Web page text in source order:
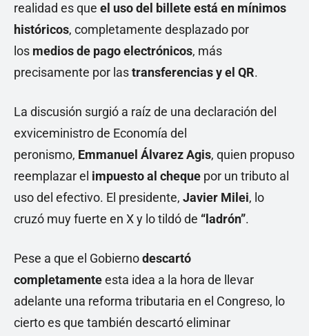
realidad es que el uso del billete está en mínimos
históricos, completamente desplazado por
los medios de pago electrónicos, más
precisamente por lastransferencias y el QR.
La discusión surgió a raíz de una declaración del
exviceministro de Economía del
peronismo, Emmanuel Álvarez Agis, quien propuso
reemplazar el impuesto al cheque por un tributo al
uso del efectivo. El presidente, Javier Milei, lo
cruzó muy fuerte en X y lo tildó de “ladrón”.
Pese a que el Gobiernodescartó
completamenteesta idea a la hora de llevar
adelante una reforma tributaria en el Congreso, lo
cierto es que también descartó eliminar